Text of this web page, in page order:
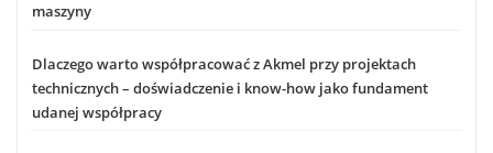
maszyny
Dlaczego warto współpracować z Akmel przy projektach
technicznych – doświadczenie i know-how jako fundament
udanej współpracy